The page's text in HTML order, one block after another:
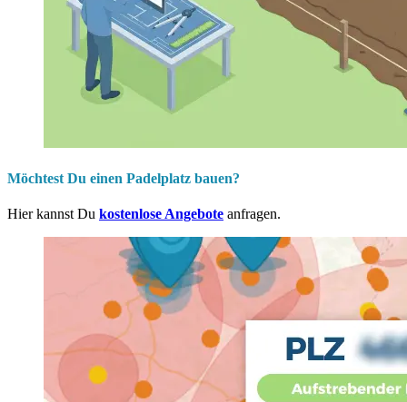
Möchtest Du einen Padelplatz bauen?
Hier kannst Du kostenlose Angebote anfragen.